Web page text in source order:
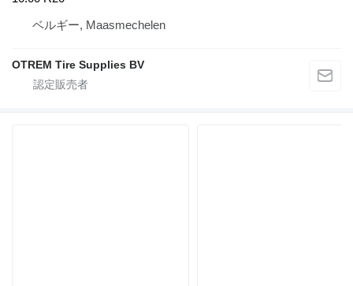
ベルギー, Maasmechelen
OTREM Tire Supplies BV